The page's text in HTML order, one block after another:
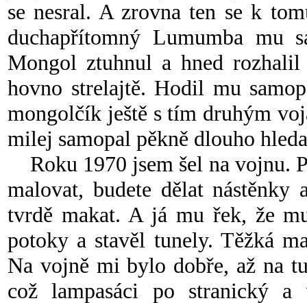
se nesral. A zrovna ten se k
duchapřítomný Lumumba mu
Mongol ztuhnul a hned
hovno strelajtě. Hodil mu
mongolčík ještě s tím druhým
milej samopal pěkně dlouho
Roku 1970 jsem šel na vojnu.
malovat, budete dělat nástěnky
tvrdě makat. A já mu řek, že
potoky a stavěl tunely. Těžká
Na vojně mi bylo dobře, až na
což lampasáci po stranický